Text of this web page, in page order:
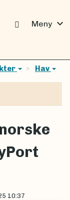
Meny expand_more
Hav
10:37